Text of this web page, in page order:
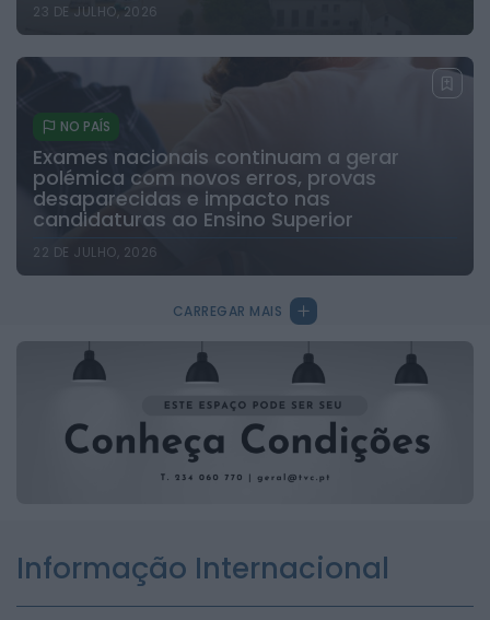
23 DE JULHO, 2026
NO PAÍS
Exames nacionais continuam a gerar
polémica com novos erros, provas
desaparecidas e impacto nas
candidaturas ao Ensino Superior
22 DE JULHO, 2026
CARREGAR MAIS
Informação Internacional